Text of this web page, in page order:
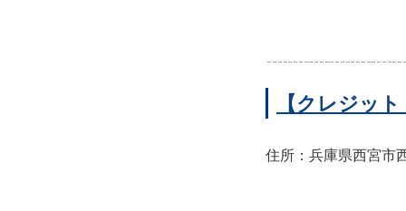
【クレジッ
住所：兵庫県西宮市